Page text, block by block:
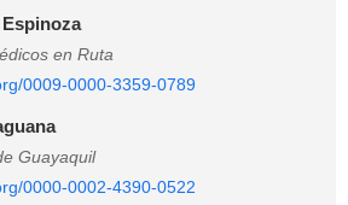
en Ruta
0009-0000-3359-0789
Guayaquil
0000-0002-4390-0522